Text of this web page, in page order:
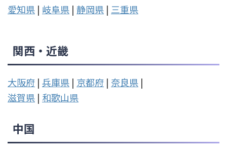
愛知県 | 岐阜県 | 静岡県 | 三重県
関西・近畿
大阪府 | 兵庫県 | 京都府 | 奈良県 |
滋賀県 | 和歌山県
中国